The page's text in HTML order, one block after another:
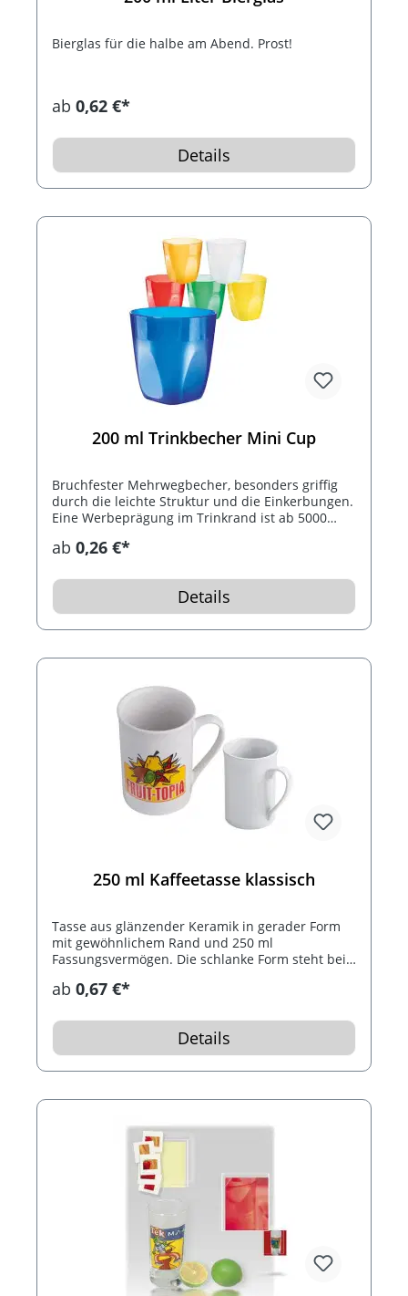
Bierglas für die halbe am Abend. Prost!
ab 0,62 €*
Details
200 ml Trinkbecher Mini Cup
Bruchfester Mehrwegbecher, besonders griffig
durch die leichte Struktur und die Einkerbungen.
Eine Werbeprägung im Trinkrand ist ab 5000
ab 0,26 €*
Details
250 ml Kaffeetasse klassisch
Tasse aus glänzender Keramik in gerader Form
mit gewöhnlichem Rand und 250 ml
Fassungsvermögen. Die schlanke Form steht bei
ab 0,67 €*
Details